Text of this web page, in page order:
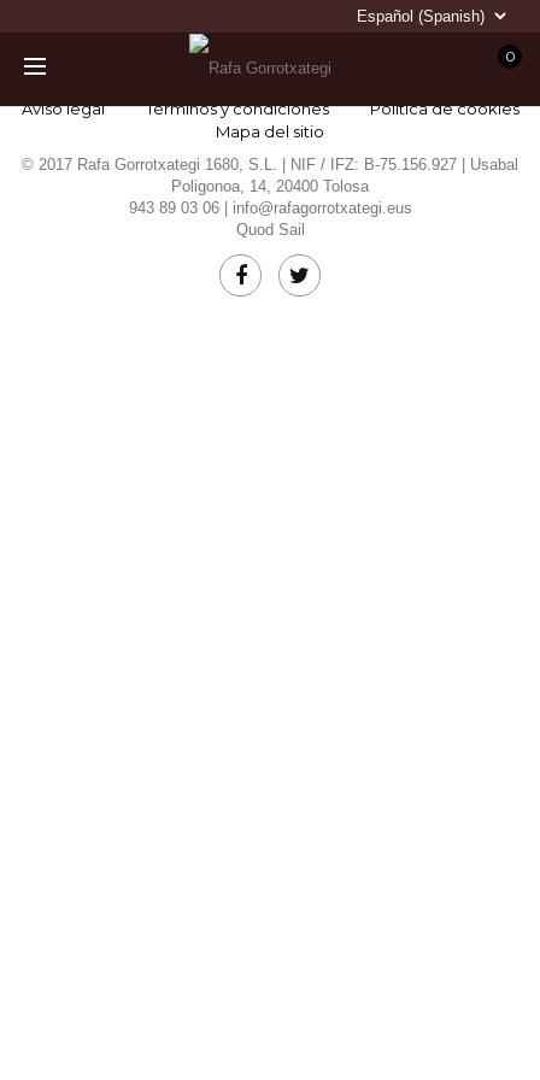
0
Aviso legal Términos y condiciones
Política de cookies
Mapa del sitio
© 2017 Rafa Gorrotxategi 1680, S.L. | NIF / IFZ: B-75.156.927 | Usabal
Poligonoa, 14, 20400 Tolosa
943 89 03 06 | info@rafagorrotxategi.eus
Quod Sail